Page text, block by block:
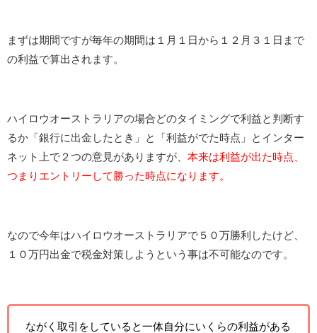
まずは期間ですが毎年の期間は１月１日から１２月３１日まで
の利益で算出されます。
ハイロウオーストラリアの場合どのタイミングで利益と判断す
るか「銀行に出金したとき」と「利益がでた時点」とインター
ネット上で２つの意見がありますが、 本来は利益が出た時点、
つまりエントリーして勝った時点になります。
なので今年はハイロウオーストラリアで５０万勝利したけど、
１０万円出金で税金対策しようという事は不可能なのです。
ながく取引をしていると一体自分にいくらの利益がある